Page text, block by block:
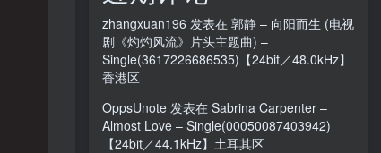
zhangxuan196 发表在 郭静 – 向阳而生 (电视
剧《灼灼风流》片头主题曲) –
Single(3617226686535)【24bit／48.0kHz】
香港区
OppsUnote 发表在 Sabrina Carpenter –
Almost Love – Single(00050087403942)
【24bit／44.1kHz】土耳其区